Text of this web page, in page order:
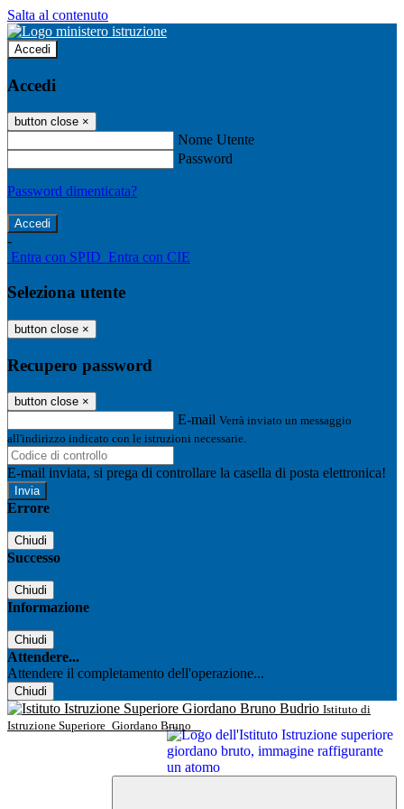
Salta al contenuto
Accedi
Accedi
button close ×
Nome Utente
Password
Password dimenticata?
-
Entra con SPID Entra con CIE
Seleziona utente
button close ×
Recupero password
button close ×
E-mail Verrà inviato un messaggio
all'indirizzo indicato con le istruzioni necessarie.
E-mail inviata, si prega di controllare la casella di posta elettronica!
Errore
Chiudi
Successo
Chiudi
Informazione
Chiudi
Attendere...
Attendere il completamento dell'operazione...
Chiudi
Istituto di
Istruzione Superiore Giordano Bruno